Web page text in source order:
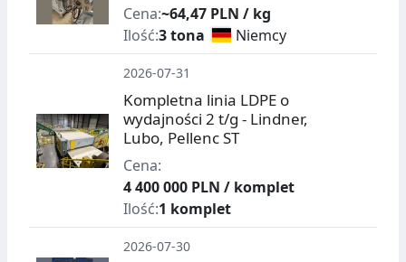
Cena:~64,47 PLN / kg
Ilość:3 tona Niemcy
2026-07-31
Kompletna linia LDPE o
wydajności 2 t/g - Lindner,
Lubo, Pellenc ST
Cena:
4 400 000 PLN / komplet
Ilość:1 komplet
2026-07-30